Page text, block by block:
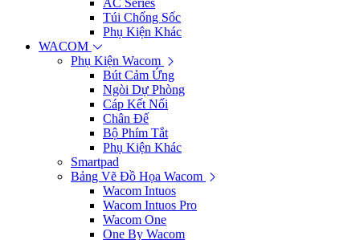
AC Series
Túi Chống Sốc
Phụ Kiện Khác
WACOM
Phụ Kiện Wacom
Bút Cảm Ứng
Ngòi Dự Phòng
Cáp Kết Nối
Chân Đế
Bộ Phím Tắt
Phụ Kiện Khác
Smartpad
Bảng Vẽ Đồ Họa Wacom
Wacom Intuos
Wacom Intuos Pro
Wacom One
One By Wacom